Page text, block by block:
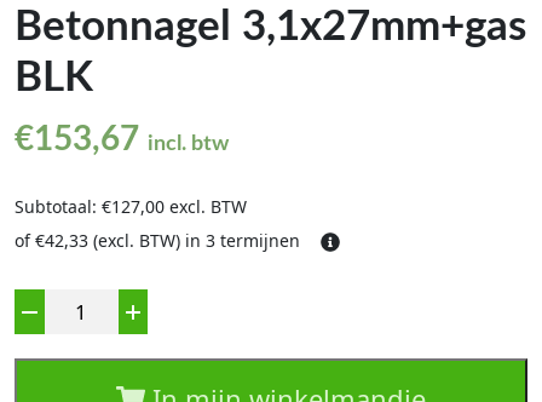
Betonnagel 3,1x27mm+gas
BLK
€153,67 incl. btw
Subtotaal: €127,00 excl. BTW
of €42,33 (excl. BTW) in 3 termijnen